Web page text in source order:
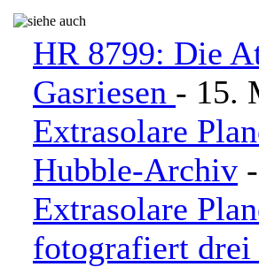
HR 8799: Die
Gasriesen - 15.
Extrasolare
Hubble-Archiv
Extrasolare
fotografiert